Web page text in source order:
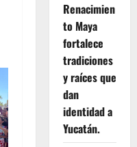
Renacimien
to Maya
fortalece
tradiciones
y raíces que
dan
identidad a
Yucatán.